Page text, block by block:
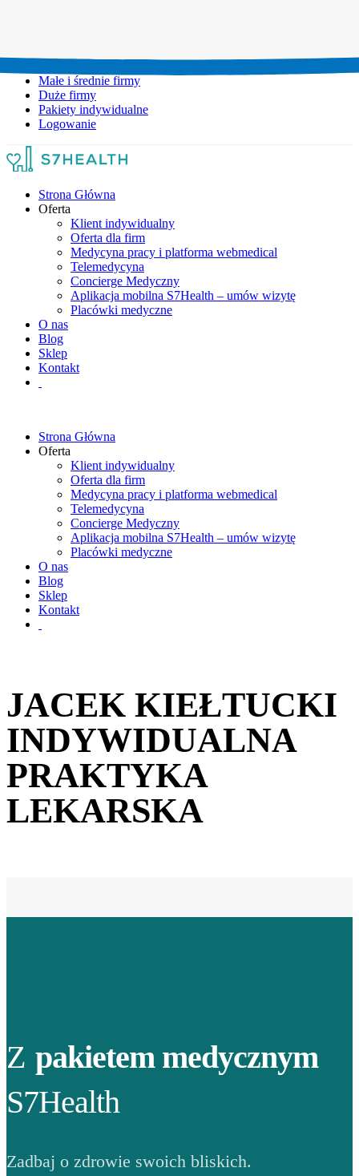
Małe i średnie firmy
Duże firmy
Pakiety indywidualne
Logowanie
Strona Główna
Oferta
Klient indywidualny
Oferta dla firm
Medycyna pracy i platforma webmedical
Telemedycyna
Concierge Medyczny
Aplikacja mobilna S7Health – umów wizytę
Placówki medyczne
O nas
Blog
Sklep
Kontakt
Strona Główna
Oferta
Klient indywidualny
Oferta dla firm
Medycyna pracy i platforma webmedical
Telemedycyna
Concierge Medyczny
Aplikacja mobilna S7Health – umów wizytę
Placówki medyczne
O nas
Blog
Sklep
Kontakt
JACEK KIEŁTUCKI
INDYWIDUALNA
PRAKTYKA
LEKARSKA
Z pakietem medycznym
S7Health
Zadbaj o zdrowie swoich bliskich.